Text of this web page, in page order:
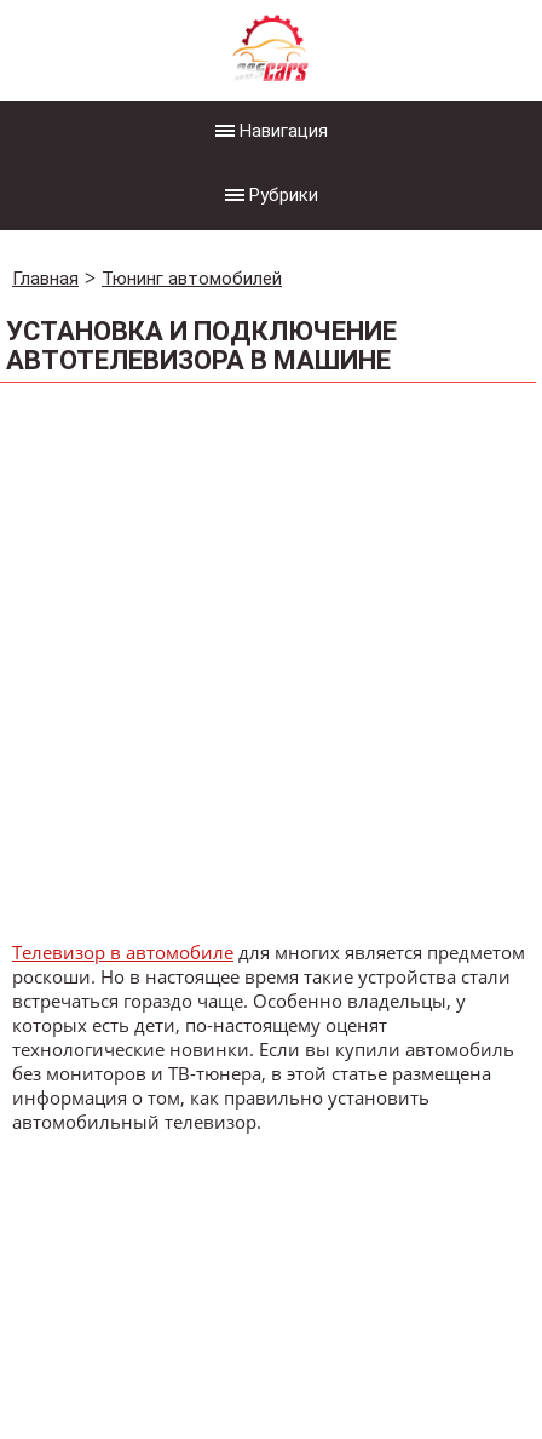
Навигация
Рубрики
Главная Тюнинг автомобилей
УСТАНОВКА И ПОДКЛЮЧЕНИЕ
АВТОТЕЛЕВИЗОРА В МАШИНЕ
Телевизор в автомобиле для многих является предметом
роскоши. Но в настоящее время такие устройства стали
встречаться гораздо чаще. Особенно владельцы, у
которых есть дети, по-настоящему оценят
технологические новинки. Если вы купили автомобиль
без мониторов и ТВ-тюнера, в этой статье размещена
информация о том, как правильно установить
автомобильный телевизор.